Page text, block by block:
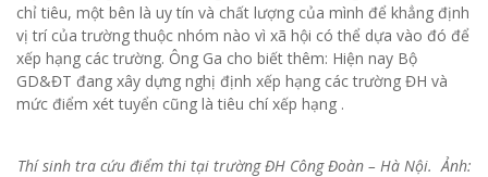
chỉ tiêu, một bên là uy tín và chất lượng của mình để khẳng định
vị trí của trường thuộc nhóm nào vì xã hội có thể dựa vào đó để
xếp hạng các trường. Ông Ga cho biết thêm: Hiện nay Bộ
GD&ĐT đang xây dựng nghị định xếp hạng các trường ĐH và
mức điểm xét tuyển cũng là tiêu chí xếp hạng .
Thí sinh tra cứu điểm thi tại trường ĐH Công Đoàn – Hà Nội. Ảnh: